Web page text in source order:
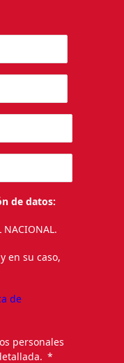
de datos:
NACIONAL.
en su caso,
de
personales